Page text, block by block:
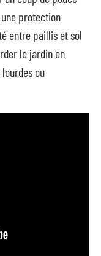
protection
entre paillis et sol
le jardin en
ou